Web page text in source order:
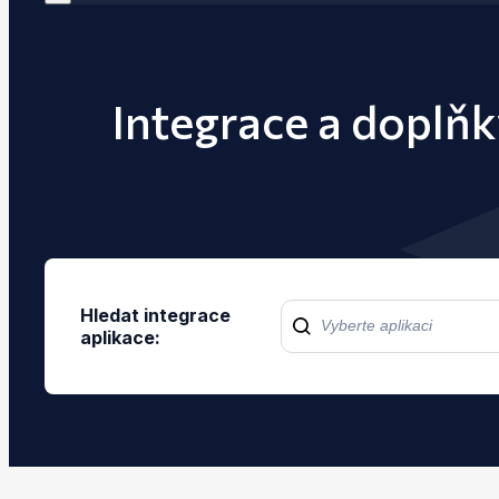
Integrace a
Hledat integrace
aplikace: